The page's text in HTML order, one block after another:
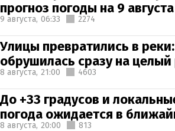
прогноз погоды на 9 августа
9 августа, 06:33 2274
Улицы превратились в
обрушилась сразу на
8 августа, 21:00 4603
До +33 градусов и
погода ожидается в
8 августа, 20:00 813